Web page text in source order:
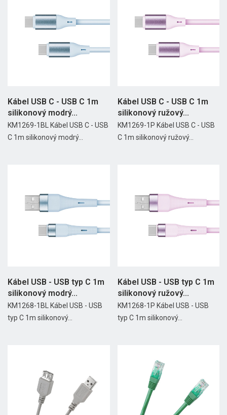
Kábel USB C - USB C 1m
silikonový modrý...
KM1269-1BL Kábel USB C - USB
C 1m silikonový modrý...
Kábel USB C - USB C 1m
silikonový ružový...
KM1269-1P Kábel USB C - USB
C 1m silikonový ružový...
Kábel USB - USB typ C 1m
silikonový modrý...
KM1268-1BL Kábel USB - USB
typ C 1m silikonový...
Kábel USB - USB typ C 1m
silikonový ružový...
KM1268-1P Kábel USB - USB
typ C 1m silikonový...